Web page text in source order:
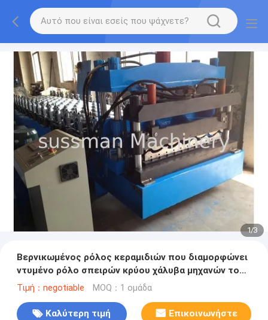
1/3
Βερνικωμένος ρόλος κεραμιδιών που διαμορφώνει
ντυμένο ρόλο σπειρών κρύου χάλυβα μηχανών το
χρώμα που διαμορφώνει τον εξοπλισμό
Τιμή：negotiable MOQ：1 ομάδα
Καλύτερη τιμή Επικοινωνήστε